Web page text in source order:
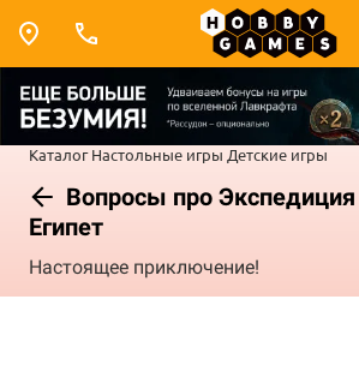
Каталог Настольные игры Детские игры
Вопросы про
Египет
Настоящее приключение!